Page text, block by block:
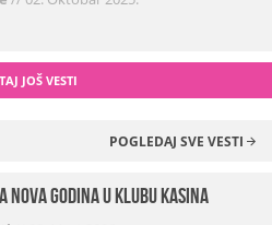
JOŠ VESTI
POGLEDAJ SVE VESTI
Nova godina u klubu Kasina